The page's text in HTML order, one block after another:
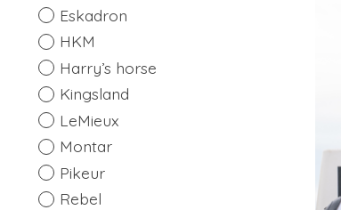
Eskadron
HKM
Harry’s horse
Kingsland
LeMieux
Montar
Pikeur
Rebel